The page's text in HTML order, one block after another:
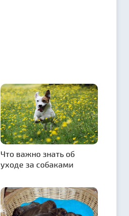
Что важно знать об
уходе за собаками